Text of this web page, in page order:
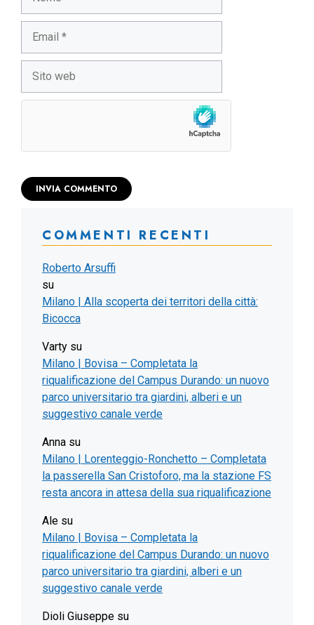
COMMENTI RECENTI
Roberto Arsuffi
su
Milano | Alla scoperta dei territori della città:
Bicocca
Varty su
Milano | Bovisa – Completata la
riqualificazione del Campus Durando: un nuovo
parco universitario tra giardini, alberi e un
suggestivo canale verde
Anna su
Milano | Lorenteggio-Ronchetto – Completata
la passerella San Cristoforo, ma la stazione FS
resta ancora in attesa della sua riqualificazione
Ale su
Milano | Bovisa – Completata la
riqualificazione del Campus Durando: un nuovo
parco universitario tra giardini, alberi e un
suggestivo canale verde
Dioli Giuseppe su